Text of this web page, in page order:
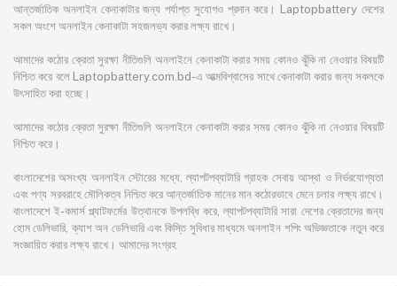
আন্তর্জাতিক অনলাইন কেনাকাটার জন্য পর্যাপ্ত সুযোগও প্রদান করে। Laptopbattery দেশের
সকল অংশে অনলাইন কেনাকাটা সহজলভ্য করার লক্ষ্য রাখে।
আমাদের কঠোর ক্রেতা সুরক্ষা নীতিগুলি অনলাইনে কেনাকাটা করার সময় কোনও ঝুঁকি না নেওয়ার বিষয়টি
নিশ্চিত করে বলে Laptopbattery.com.bd-এ আত্মবিশ্বাসের সাথে কেনাকাটা করার জন্য সকলকে
উৎসাহিত করা হচ্ছে।
আমাদের কঠোর ক্রেতা সুরক্ষা নীতিগুলি অনলাইনে কেনাকাটা করার সময় কোনও ঝুঁকি না নেওয়ার বিষয়টি
নিশ্চিত করে।
বাংলাদেশের অসংখ্য অনলাইন স্টোরের মধ্যে, ল্যাপটপব্যাটারি গ্রাহক সেবায় আস্থা ও নির্ভরযোগ্যতা
এবং পণ্য সরবরাহে মৌলিকত্ব নিশ্চিত করে আন্তর্জাতিক মানের মান কঠোরভাবে মেনে চলার লক্ষ্য রাখে।
বাংলাদেশে ই-কমার্স প্ল্যাটফর্মের উত্থানকে উপলব্ধি করে, ল্যাপটপব্যাটারি সারা দেশের ক্রেতাদের জন্য
হোম ডেলিভারি, ক্যাশ অন ডেলিভারি এবং কিস্তি সুবিধার মাধ্যমে অনলাইন শপিং অভিজ্ঞতাকে নতুন করে
সংজ্ঞায়িত করার লক্ষ্য রাখে। আমাদের সংগ্রহ